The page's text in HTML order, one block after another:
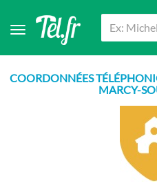
COORDONNÉES
MARCY-